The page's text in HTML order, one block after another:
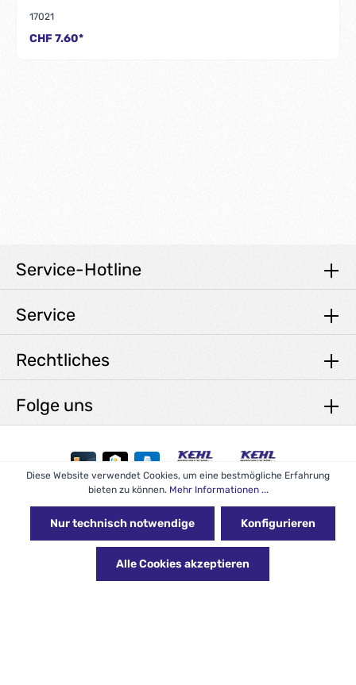
17021
CHF 7.60*
Folge uns
Service-Hotline
Service
Rechtliches
Zenit Design
* Alle Preise exkl. gesetzl. Mehrwertsteuer zzgl.Versandkosten
und ggf. Nachnahmegebühren, wenn nicht anders angegeben.
Diese Website verwendet Cookies, um eine bestmögliche Erfahrung
bieten zu können. Mehr Informationen ...
Nur technisch notwendige Konfigurieren
Alle Cookies akzeptieren